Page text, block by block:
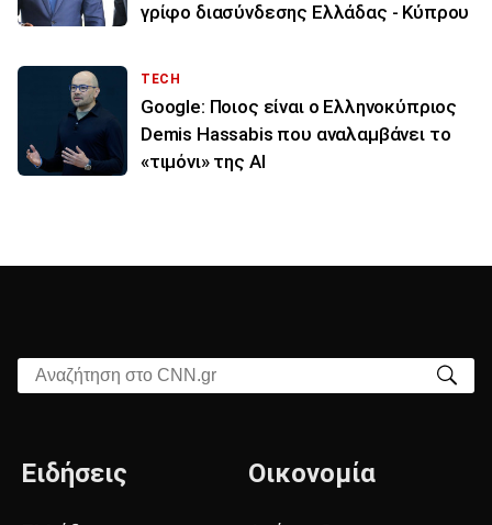
γρίφο διασύνδεσης Ελλάδας - Κύπρου
TECH
Google: Ποιος είναι ο Ελληνοκύπριος
Demis Hassabis που αναλαμβάνει το
«τιμόνι» της ΑΙ
Αναζήτηση στο CNN.gr
Ειδήσεις Οικονομία